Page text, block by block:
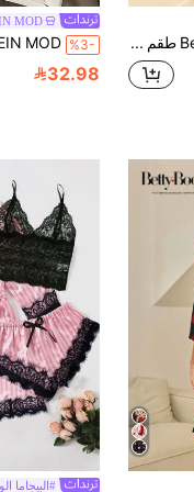
Betty Boop x SHEIN طقم بيجامة نسائي بطبعة كرتونية وزينة فيونكة، توب قصير وشورت
MOD
%3-
32.98
#البيجاما